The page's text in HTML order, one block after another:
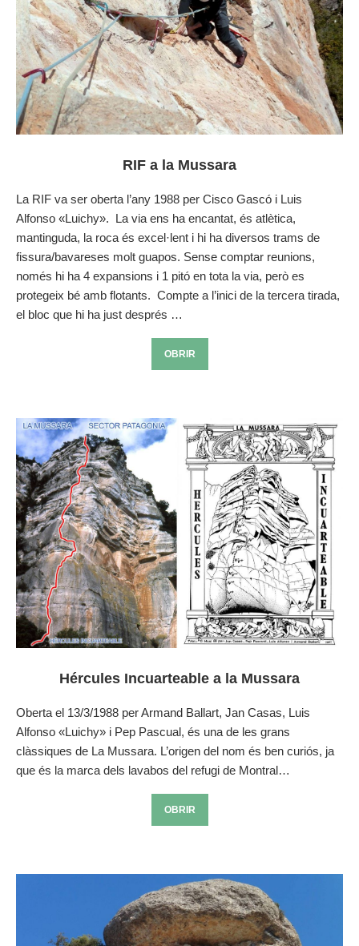
RIF a la Mussara
La RIF va ser oberta l’any 1988 per Cisco Gascó i Luis
Alfonso «Luichy». La via ens ha encantat, és atlètica,
mantinguda, la roca és excel·lent i hi ha diversos trams de
fissura/bavareses molt guapos. Sense comptar reunions,
només hi ha 4 expansions i 1 pitó en tota la via, però es
protegeix bé amb flotants. Compte a l’inici de la tercera tirada,
el bloc que hi ha just després …
OBRIR
Hércules Incuarteable a la Mussara
Oberta el 13/3/1988 per Armand Ballart, Jan Casas, Luis
Alfonso «Luichy» i Pep Pascual, és una de les grans
clàssiques de La Mussara. L’origen del nom és ben curiós, ja
que és la marca dels lavabos del refugi de Montral…
OBRIR